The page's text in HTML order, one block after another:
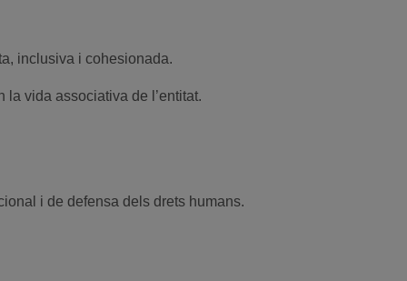
inclusiva i cohesionada.
vida associativa de l’entitat.
i de defensa dels drets humans.